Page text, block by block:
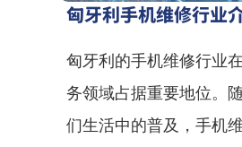
匈牙利手机维修行业
匈牙利的手机维修行业
务领域占据重要地位。
们生活中的普及，手机